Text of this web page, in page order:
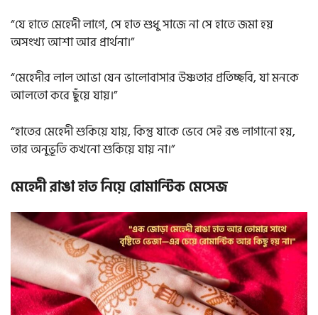
“যে হাতে মেহেদী লাগে, সে হাত শুধু সাজে না সে হাতে জমা হয়
অসংখ্য আশা আর প্রার্থনা।”
“মেহেদীর লাল আভা যেন ভালোবাসার উষ্ণতার প্রতিচ্ছবি, যা মনকে
আলতো করে ছুঁয়ে যায়।”
“হাতের মেহেদী শুকিয়ে যায়, কিন্তু যাকে ভেবে সেই রঙ লাগানো হয়,
তার অনুভূতি কখনো শুকিয়ে যায় না।”
মেহেদী রাঙা হাত নিয়ে রোমান্টিক মেসেজ